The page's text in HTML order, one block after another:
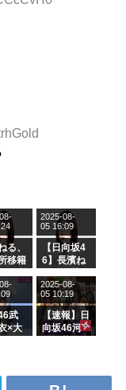
る、
移籍
表
【日向坂4
6】長濱ね
ら移籍しフ
ラーム所属
に。これで
事務所に所
属している
がこちら
2025-08-
05 16:09
武
×大
恐怖
【速報】日
向坂46河
2025-08-
05 10:19